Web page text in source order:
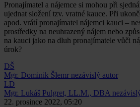
Pronajímatel a nájemce si mohou při
ujednat složení tzv. vratné kauce. Při
apod. vrátí pronajímatel nájemci kauci –
prostředky na neuhrazený nájem nebo
na kauci jako na dluh pronajímatele vůči
úrok?
DŠ
Mgr. Dominik Šlemr nezávislý autor
LD
Mgr. Lukáš Pulgret, LL.M., DBA
22. prosince 2022, 05:20